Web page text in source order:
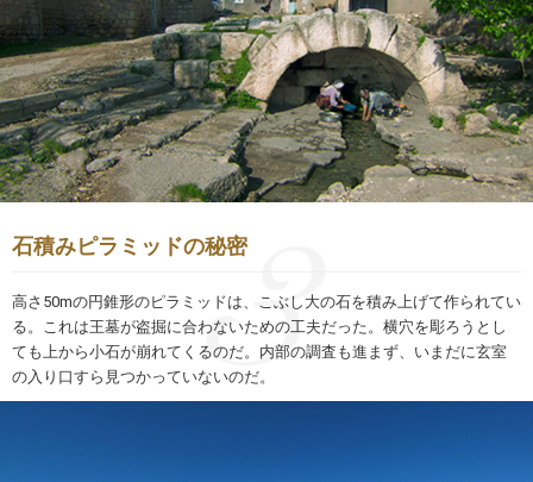
石積みピラミッドの秘密
高さ50mの円錐形のピラミッドは、こぶし大の石を積み上げて作られてい
る。これは王墓が盗掘に合わないための工夫だった。横穴を彫ろうとし
ても上から小石が崩れてくるのだ。内部の調査も進まず、いまだに玄室
の入り口すら見つかっていないのだ。